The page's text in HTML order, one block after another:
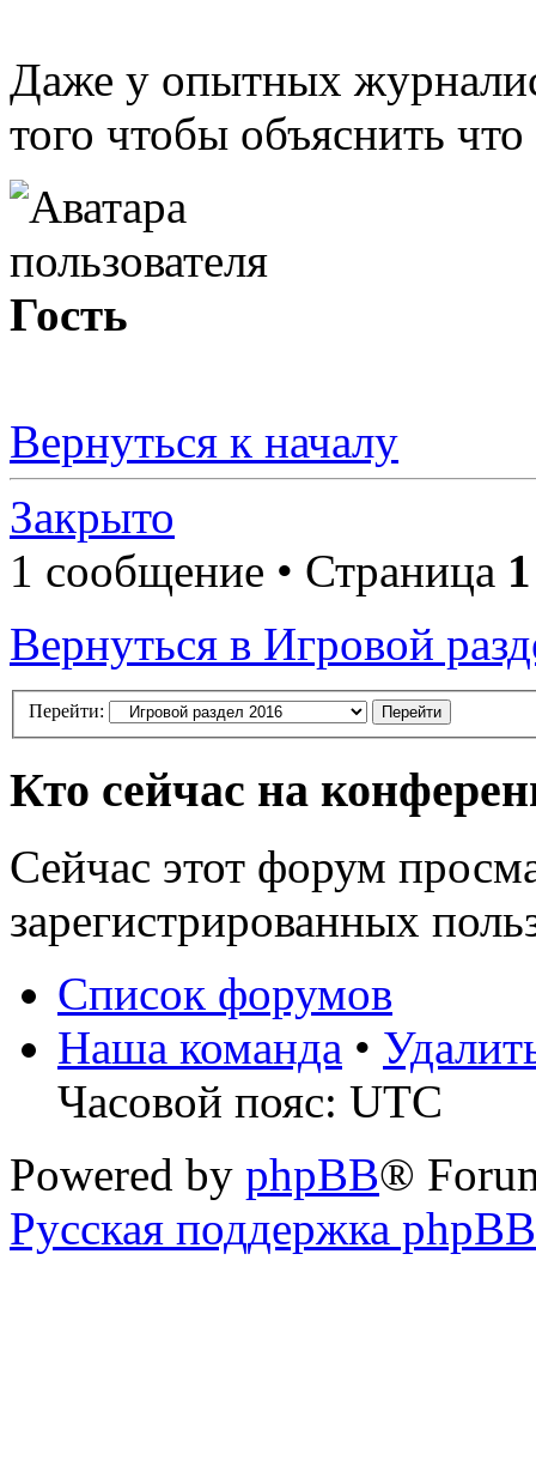
Даже у опытных
того чтобы объяснить
Гость
Вернуться к началу
Закрыто
1 сообщение • Страница 1
Вернуться в Игровой
Перейти:
Кто сейчас на
Сейчас этот форум
зарегистрированных
Список форумов
Наша команда •
Часовой пояс: UTC
Powered by phpBB®
Русская поддержка phpBB